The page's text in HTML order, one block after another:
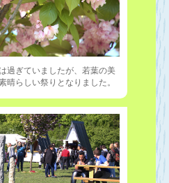
過ぎていましたが、若葉の美
晴らしい祭りとなりました。